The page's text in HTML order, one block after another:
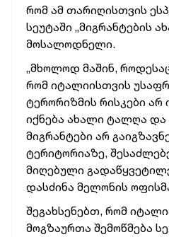
რომ ამ თარიღისთვის
სეუტაში „მიგრანტების
მოსალოდნელი.
„მხოლოდ მაშინ,
რომ იტალიისთვის
ტერორიზმის რისკები არ
იქნება ახალი ტალღა
მიგრანტები არ
ტერიტორიაზე,
მიღებული
დასძინა მელონის
შეგახსენებთ, რომ
მოგზაურთა შემოწმება